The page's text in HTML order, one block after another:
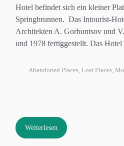
Hotel befindet sich ein kleiner
Springbrunnen. Das Intourist-
Architekten A. Gorbuntsov und
und 1978 fertiggestellt. Das
Abandoned Places, Lost Places,
Weiterlesen